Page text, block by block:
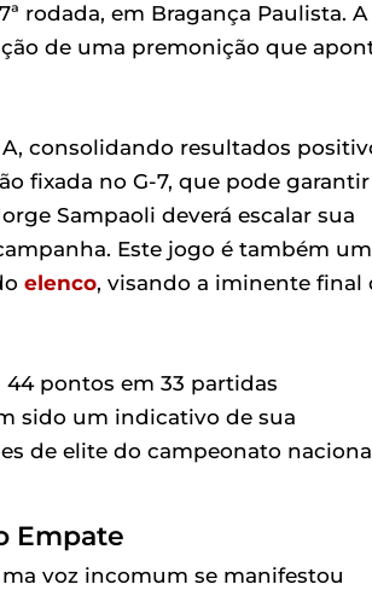
rodada, em Bragança Paulista. A
de uma premonição que
consolidando resultados
fixada no G-7, que pode garantir
Sampaoli deverá escalar sua
Este jogo é também um
elenco, visando a iminente final
pontos em 33 partidas
sido um indicativo de sua
de elite do campeonato
Empate
voz incomum se manifestou